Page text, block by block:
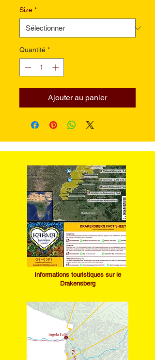
Size *
Quantité *
Ajouter au panier
Informations touristiques sur le
Drakensberg